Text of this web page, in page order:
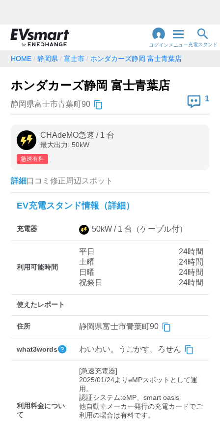
ログイン メニュー充電スタンド
地名・観光スポット・住所で検索
充電器の種類
急速充電器のみ表示
高速道路上のみ表示
認証システム
三菱ディーラーを表示
日産ディーラーを表示
示
充電器の出力
すべて 中速-20kW-以上 急速-44kW-以上
HOME 静岡県 富士市 ホンダカーズ静岡 富士青葉店
ホンダカーズ静岡 富士青葉店
静岡県富士市青葉町90
1
CHAdeMO急速 / 1 台
最大出力: 50kW
急速有料
詳細口コミ 修正周辺スポット
EV充電スタンド情報（詳細）
充電器 50kW / 1 台 （ケーブル付）
利用可能時間
平日
24時間
土曜
24時間
日曜
24時間
祝祭日
24時間
使えたレポート
住所 静岡県富士市青葉町90
what3words わいわい。うごかす。ろせん
利用料金につい
て
[急速充電器]
2025/01/24よりeMPスポットとして運
用。
認証システム:eMP、smart oasis
他自動車メーカー発行の充電カードでご
利用の場合は有料です。